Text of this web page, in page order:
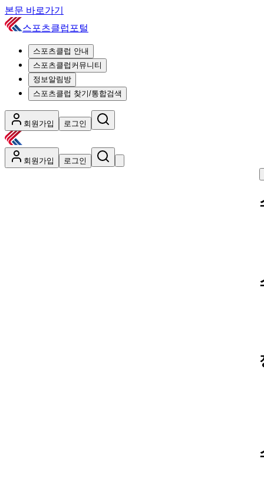
본문 바로가기
스포츠클럽포털
스포츠클럽 안내
스포츠클럽커뮤니티
정보알림방
스포츠클럽 찾기/통합검색
회원가입 로그인
회원가입 로그인